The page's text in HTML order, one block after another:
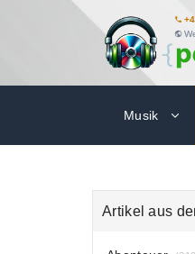
Musik
Artikel aus